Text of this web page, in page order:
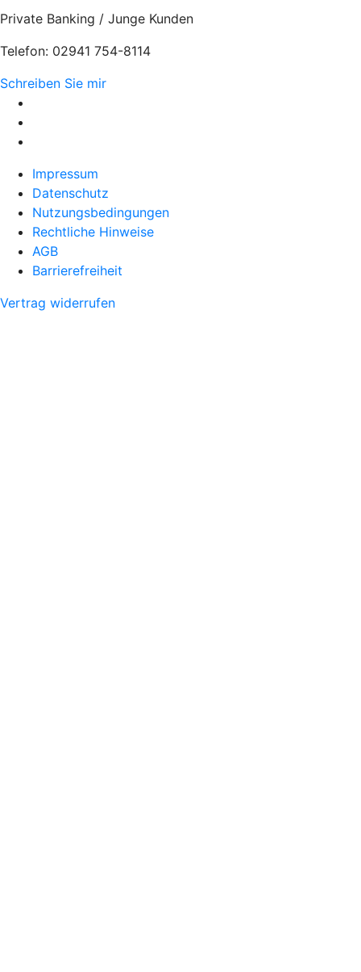
Private Banking / Junge Kunden
Telefon: 02941 754-8114
Schreiben Sie mir
Impressum
Datenschutz
Nutzungsbedingungen
Rechtliche Hinweise
AGB
Barrierefreiheit
Vertrag widerrufen